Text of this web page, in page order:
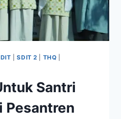
|SDIT 2 THQ
Santri
Pesantren